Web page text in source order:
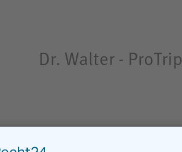
Dr. Walter - ProTrip